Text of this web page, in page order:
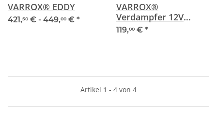
VARROX® EDDY
421,50 € - 449,00 € *
VARROX®
Verdampfer 12V
Version gegen Varroa
119,00 € *
Artikel 1 - 4 von 4